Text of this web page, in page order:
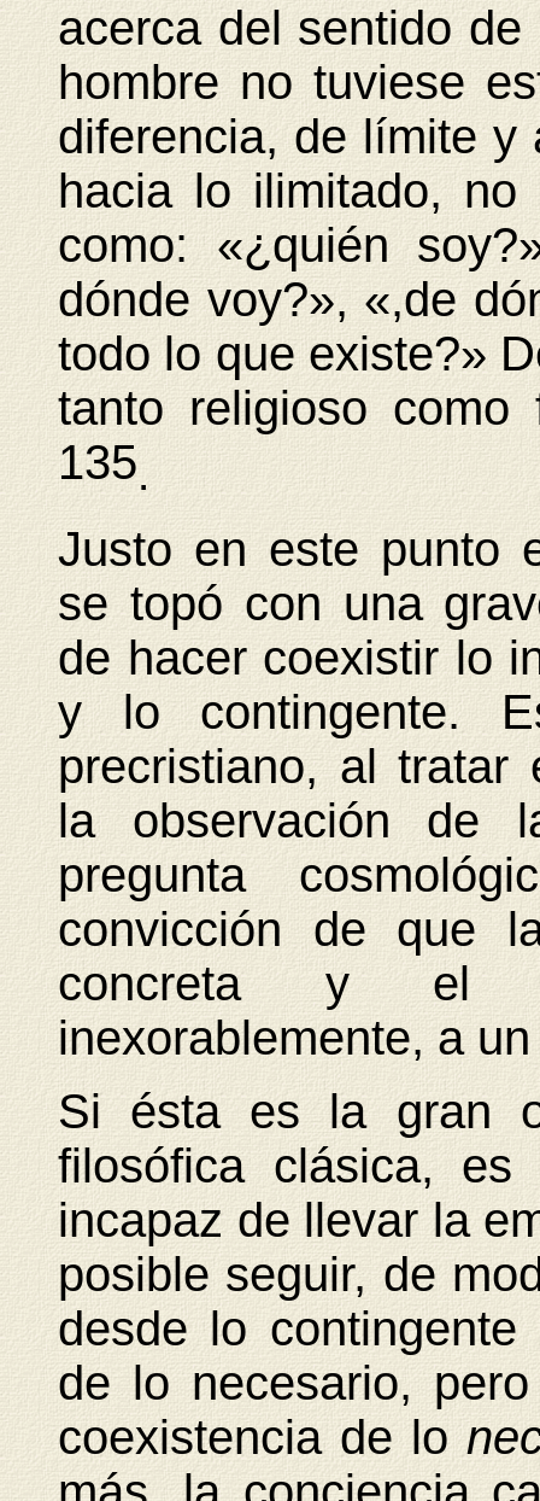
acerca del sentido
hombre no tuviese
diferencia, de límite y
hacia lo ilimitado, no
como: «¿quién
dónde voy?», «,de
todo lo que existe?»
tanto religioso como
135.
Justo en este punto
se topó con una
de hacer coexistir lo
y lo contingente.
precristiano, al tratar
la observación de
pregunta
convicción de que
concreta y el
inexorablemente, a
Si ésta es la gran
filosófica clásica,
incapaz de llevar la
posible seguir, de
desde lo
de lo necesario,
coexistencia de lo